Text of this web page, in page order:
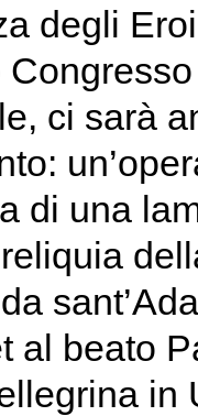
degli
ci sarà
di una
al beato
in